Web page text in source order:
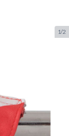
1/2
Op voorraad